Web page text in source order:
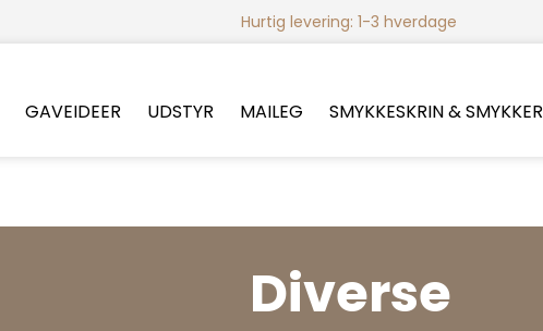
Hurtig levering: 1-3 hverdage
GAVEIDEER UDSTYR MAILEG SMYKKESKRIN & SMYKKER
Diverse